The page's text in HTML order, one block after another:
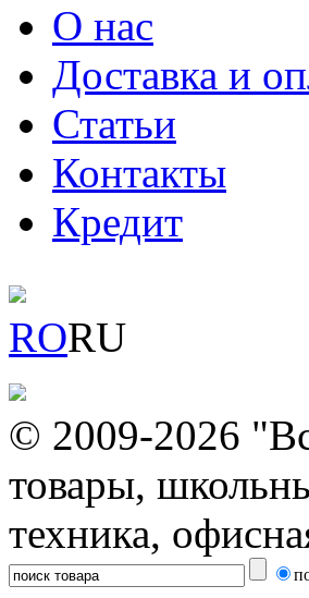
О нас
Доставка и
Статьи
Контакты
Кредит
RORU
© 2009-2026
товары,
техника,